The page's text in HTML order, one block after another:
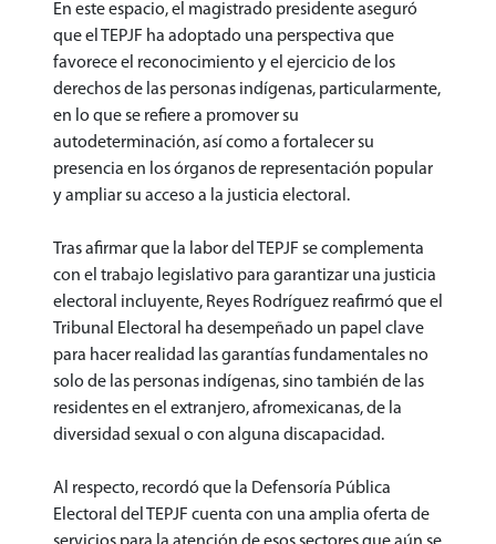
En este espacio, el magistrado presidente aseguró
que el TEPJF ha adoptado una perspectiva que
favorece el reconocimiento y el ejercicio de los
derechos de las personas indígenas, particularmente,
en lo que se refiere a promover su
autodeterminación, así como a fortalecer su
presencia en los órganos de representación popular
y ampliar su acceso a la justicia electoral.
Tras afirmar que la labor del TEPJF se complementa
con el trabajo legislativo para garantizar una justicia
electoral incluyente, Reyes Rodríguez reafirmó que el
Tribunal Electoral ha desempeñado un papel clave
para hacer realidad las garantías fundamentales no
solo de las personas indígenas, sino también de las
residentes en el extranjero, afromexicanas, de la
diversidad sexual o con alguna discapacidad.
Al respecto, recordó que la Defensoría Pública
Electoral del TEPJF cuenta con una amplia oferta de